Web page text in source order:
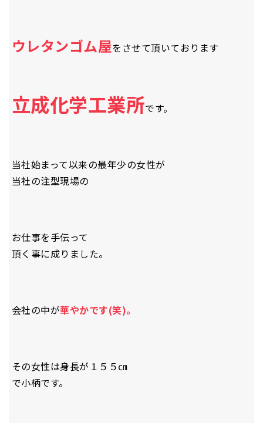
ウレタンゴム屋をさせて頂いております
立成化学工業所です。
当社始まって以来の最年少の女性が
当社の注型現場の
お仕事を手伝って
頂く事に成りました。
会社の中が華やかです(笑)。
その女性は身長が１５５㎝
で小柄です。